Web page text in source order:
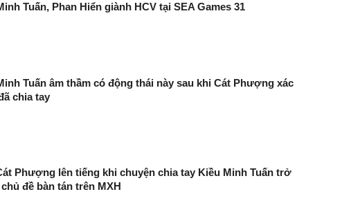
Tuấn, Phan Hiển giành HCV tại SEA Games 31
Tuấn âm thầm có động thái này sau khi Cát Phượng xác
chia tay
Phượng lên tiếng khi chuyện chia tay Kiều Minh Tuấn trở
đề bàn tán trên MXH